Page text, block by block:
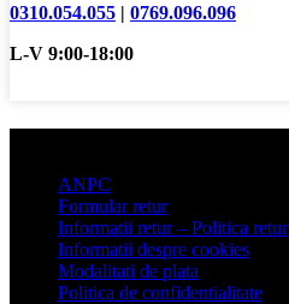
0310.054.055
0769.096.096
L-V 9:00-18:00
ANPC
Formular retur
Informatii retur – Politica retur
Informatii despre cookies
Modalitati de plata
Politica de confidentialitate